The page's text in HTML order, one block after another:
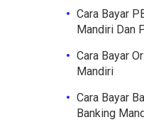
Cara Bayar
Mandiri Dan
Cara Bayar
Mandiri
Cara Bayar
Banking